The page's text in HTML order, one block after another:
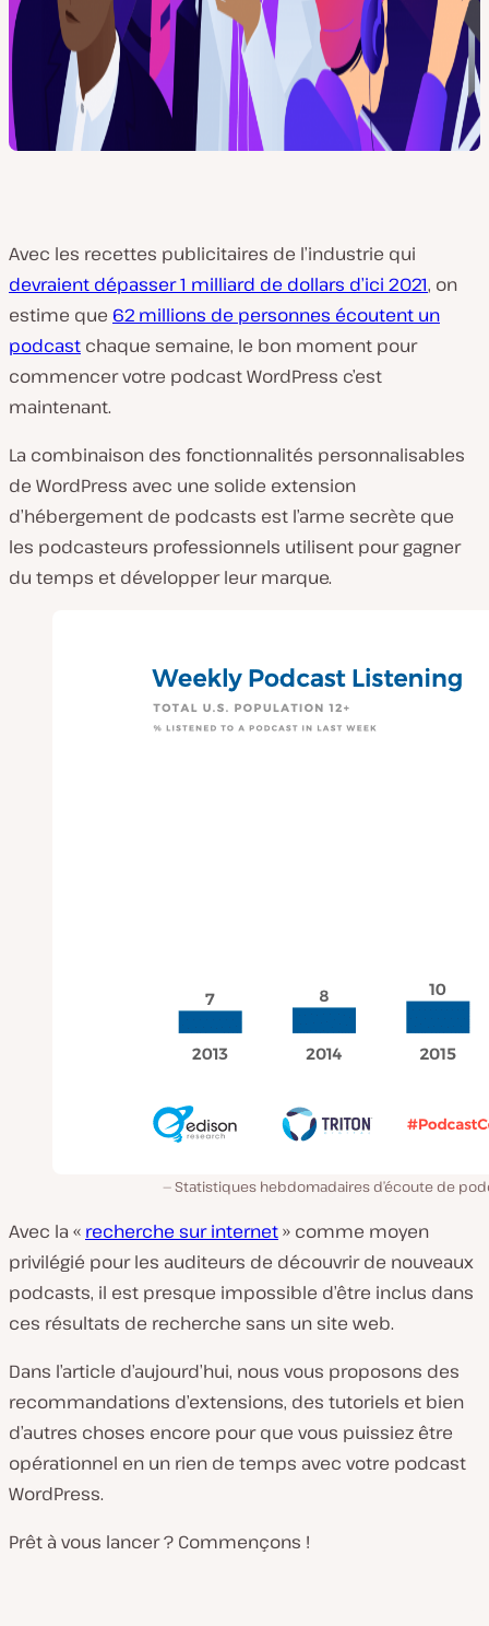
Avec les recettes publicitaires de l’industrie qui
devraient dépasser 1 milliard de dollars d’ici 2021, on
estime que 62 millions de personnes écoutent un
podcast chaque semaine, le bon moment pour
commencer votre podcast WordPress c’est
maintenant.
La combinaison des fonctionnalités personnalisables
de WordPress avec une solide extension
d’hébergement de podcasts est l’arme secrète que
les podcasteurs professionnels utilisent pour gagner
du temps et développer leur marque.
Statistiques hebdomadaires d’écoute de
Avec la « recherche sur internet» comme moyen
privilégié pour les auditeurs de découvrir de nouveaux
podcasts, il est presque impossible d’être inclus dans
ces résultats de recherche sans un site web.
Dans l’article d’aujourd’hui, nous vous proposons des
recommandations d’extensions, des tutoriels et bien
d’autres choses encore pour que vous puissiez être
opérationnel en un rien de temps avec votre podcast
WordPress.
Prêt à vous lancer ? Commençons !